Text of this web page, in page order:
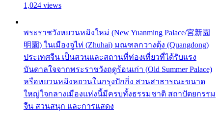
1,024 views
พระราชวังหยวนหมิงใหม่ (New Yuanming Palace/宮新園
明園) ในเมืองจูไห่ (Zhuhai) มณฑลกวางตุ้ง (Quangdong)
ประเทศจีน เป็นสวนและสถานที่ท่องเที่ยวที่ได้รับแรง
บันดาลใจจากพระราชวังฤดูร้อนเก่า (Old Summer Palace)
หรือหยวนหมิงหยวนในกรุงปักกิ่ง สวนสาธารณะขนาด
ใหญ่ใจกลางเมืองแห่งนี้มีครบทั้งธรรมชาติ สถาปัตยกรรม
จีน สวนสนุก และการแสดง